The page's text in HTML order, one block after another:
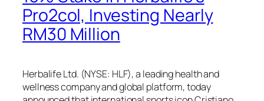
Pro2col, Investing Nearly
RM30 Million
Herbalife Ltd. (NYSE: HLF), a leading health and
wellness company and global platform, today